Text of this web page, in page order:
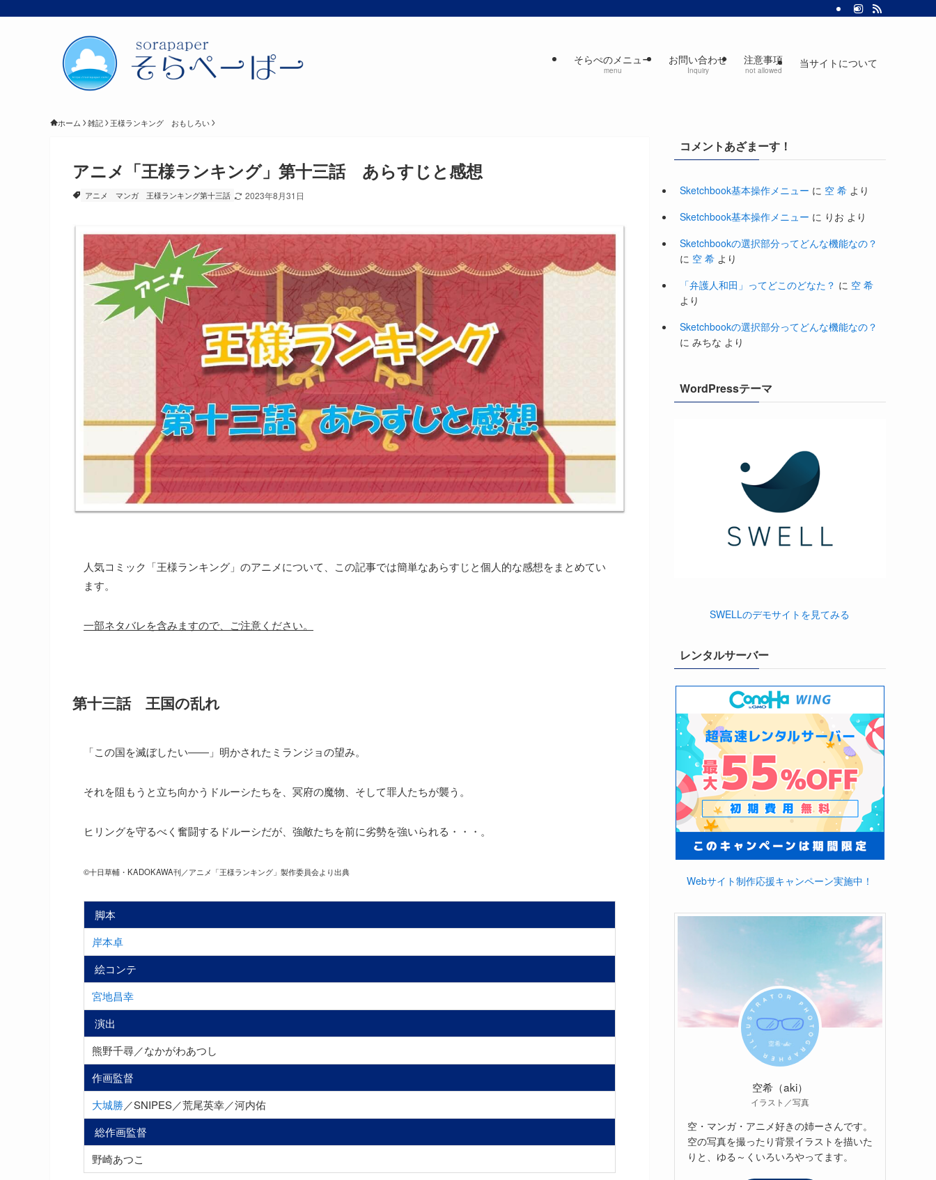
そらぺのメニュー
menu
お問い合わせ
Inquiry
注意事項
not allowed
当サイトについて
ホーム 雑記 王様ランキング おもしろい
アニメ「王様ランキング」第十三話 あらすじと感想
アニメ マンガ 王様ランキング第十三話 2023年8月31日
人気コミック「王様ランキング」のアニメについて、この記事では簡単なあらすじと個人的な感想をまとめてい
ます。
一部ネタバレを含みますので、ご注意ください。
第十三話 王国の乱れ
「この国を滅ぼしたい――」明かされたミランジョの望み。
それを阻もうと立ち向かうドルーシたちを、冥府の魔物、そして罪人たちが襲う。
ヒリングを守るべく奮闘するドルーシだが、強敵たちを前に劣勢を強いられる・・・。
©十日草輔・KADOKAWA刊／アニメ「王様ランキング」製作委員会より出典
脚本
岸本卓
絵コンテ
宮地昌幸
演出
熊野千尋／なかがわあつし
作画監督
大城勝／SNIPES／荒尾英幸／河内佑
総作画監督
野崎あつこ
コメントあざまーす！
Sketchbook基本操作メニュー に 空 希 より
Sketchbook基本操作メニュー に りお より
Sketchbookの選択部分ってどんな機能なの？
に 空 希 より
「弁護人和田」ってどこのどなた？ に 空 希
より
Sketchbookの選択部分ってどんな機能なの？
に みちな より
WordPressテーマ
SWELLのデモサイトを見てみる
レンタルサーバー
Webサイト制作応援キャンペーン実施中！
空希（aki）
イラスト／写真
空・マンガ・アニメ好きの姉ーさんです。
空の写真を撮ったり背景イラストを描いた
りと、ゆる～くいろいろやってます。